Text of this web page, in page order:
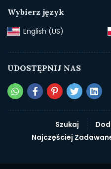
Wybierz język
English (US)‎
UDOSTĘPNIJ NAS
Szukaj
Najczęściej